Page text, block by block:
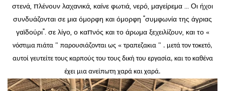
στενά, πλένουν λαχανικά, καίνε φωτιά, νερό, μαγείρεμα ... Οι ήχοι
συνδυάζονται σε μια όμορφη και όμορφη "συμφωνία της άγριας
γαϊδούρι". σε λίγο, ο καπνός και το άρωμα ξεχειλίζουν, και το«
νόστιμα πιάτα " παρουσιάζονται ως «τραπεζακια " . μετά τον τοκετό,
αυτοί γευτείτε τους καρπούς του τους δική του εργασία, και το καθένα
έχει μια ανείπωτη χαρά και χαρά.